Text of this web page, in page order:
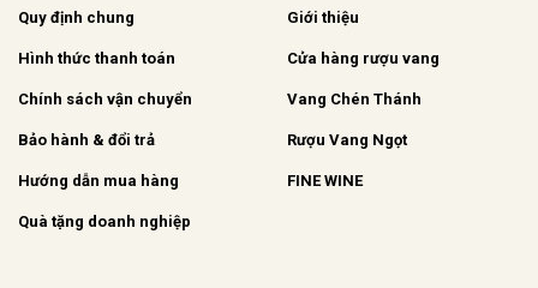
Quy định chung
Hình thức thanh toán
Chính sách vận chuyển
Bảo hành & đổi trả
Hướng dẫn mua hàng
Quà tặng doanh nghiệp
Giới thiệu
Cửa hàng rượu vang
Vang Chén Thánh
Rượu Vang Ngọt
FINE WINE